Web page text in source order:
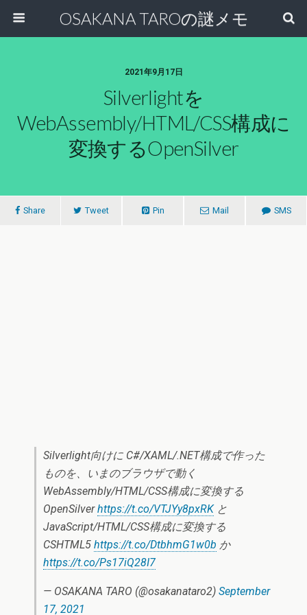
OSAKANA TAROの謎メモ
2021年9月17日
Silverlightを
WebAssembly/HTML/CSS構成に
変換するOpenSilver
Share Tweet Pin Mail SMS
Silverlight向けに C#/XAML/.NET構成で作った
ものを、いまのブラウザで動く
WebAssembly/HTML/CSS構成に変換する
OpenSilverhttps://t.co/VTJYy8pxRKと
JavaScript/HTML/CSS構成に変換する
CSHTML5 https://t.co/DtbhmG1w0b か
https://t.co/Ps17iQ28I7
— OSAKANA TARO (@osakanataro2) September
17, 2021